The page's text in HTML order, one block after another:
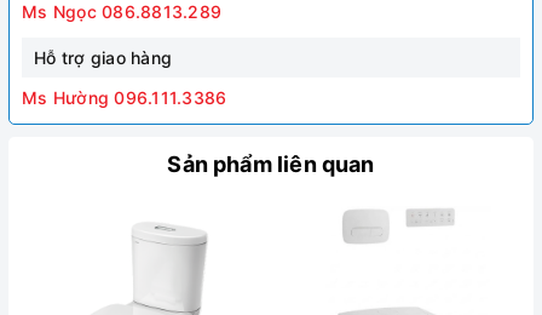
Ms Ngọc 086.8813.289
Hỗ trợ giao hàng
Ms Hường 096.111.3386
Sản phẩm liên quan